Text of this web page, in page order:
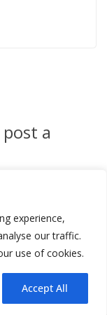
experience,
our traffic.
use of cookies.
Accept All
a
byWordPress